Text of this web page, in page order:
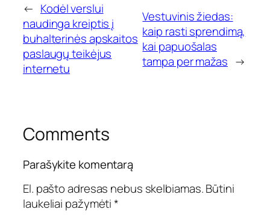
← Kodėl verslui
naudinga kreiptis į
buhalterinės apskaitos
paslaugų teikėjus
internetu
Vestuvinis žiedas:
kaip rasti sprendimą,
kai papuošalas
tampa per mažas →
Comments
Parašykite komentarą
El. pašto adresas nebus skelbiamas.Būtini
laukeliai pažymėti*